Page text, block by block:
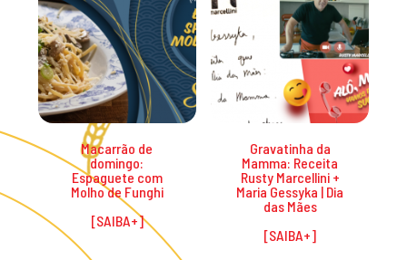
Macarrão de
domingo:
Espaguete com
Molho de Funghi
Gravatinha da
Mamma: Receita
Rusty Marcellini +
Maria Gessyka | Dia
das Mães